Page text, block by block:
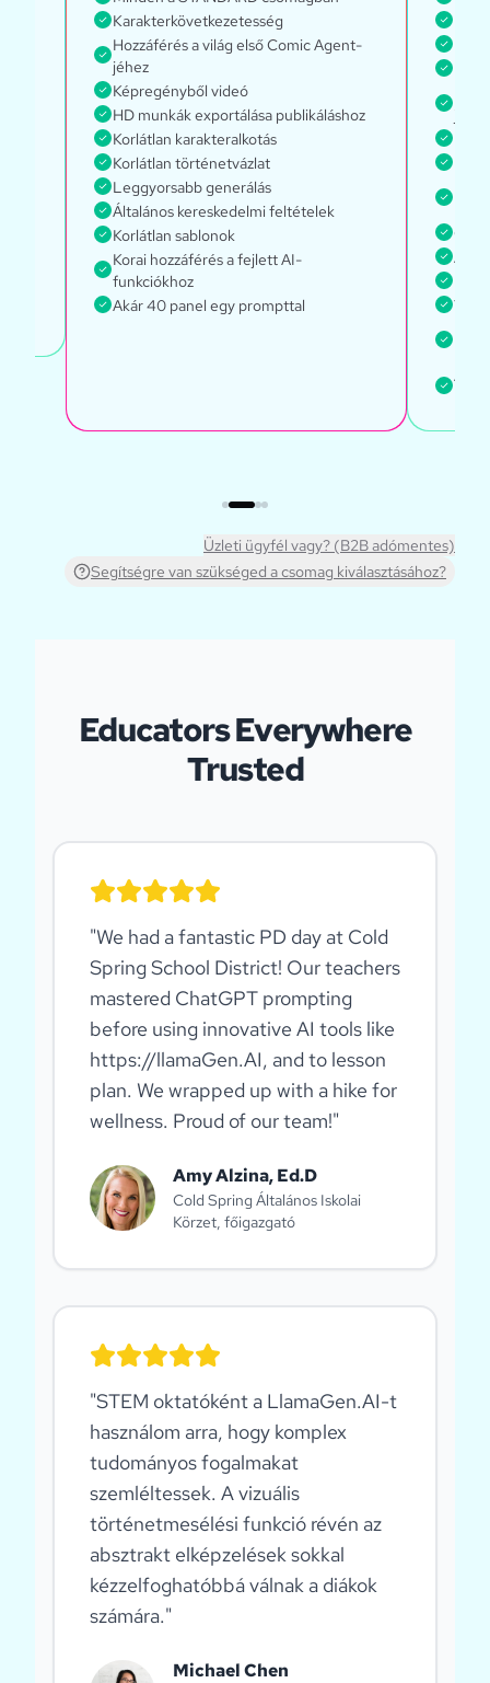
Karakterkövetkezetesség
Hozzáférés a világ első Comic Agent-
jéhez
Képregényből videó
HD munkák exportálása publikáláshoz
Korlátlan karakteralkotás
Korlátlan történetvázlat
Leggyorsabb generálás
Általános kereskedelmi feltételek
Korlátlan sablonok
Korai hozzáférés a fejlett AI-
funkciókhoz
Akár 40 panel egy prompttal
Akár
Üzleti ügyfél vagy? (B2B adómentes)
Segítségre van szükséged a csomag kiválasztásához?
Educators Everywhere
Trusted
"We had a fantastic PD day at Cold
Spring School District! Our teachers
mastered ChatGPT prompting
before using innovative AI tools like
https://llamaGen.AI, and to lesson
plan. We wrapped up with a hike for
wellness. Proud of our team!"
Amy Alzina, Ed.D
Cold Spring Általános Iskolai
Körzet, főigazgató
"STEM oktatóként a LlamaGen.AI-t
használom arra, hogy komplex
tudományos fogalmakat
szemléltessek. A vizuális
történetmesélési funkció révén az
absztrakt elképzelések sokkal
kézzelfoghatóbbá válnak a diákok
számára."
Michael Chen